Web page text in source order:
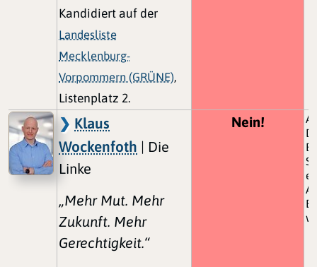
Kandidiert auf der
Landesliste
Mecklenburg-
Vorpommern (GRÜNE),
Listenplatz 2.
Klaus
Wockenfoth | Die
Linke
„Mehr Mut. Mehr
Zukunft. Mehr
Gerechtigkeit.“
Nein!